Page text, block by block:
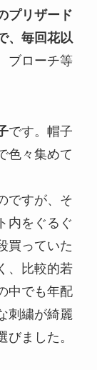
プリザード
、毎回花以
ブローチ等
です。帽子
色々集めて
ですが、そ
内をぐるぐ
買っていた
、比較的若
中でも年配
刺繍が綺麗
ました。